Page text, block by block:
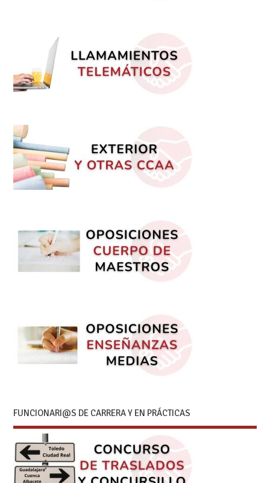
FUNCIONARI@S DE CARRERA Y EN PRÁCTICAS